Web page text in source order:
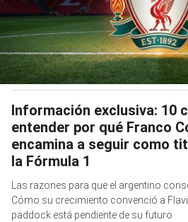
Información exclusiva: 10
entender por qué Franco
encamina a seguir como
la Fórmula 1
Las razones para que el argentino
Cómo su crecimiento convenció a
paddock está pendiente de su futuro